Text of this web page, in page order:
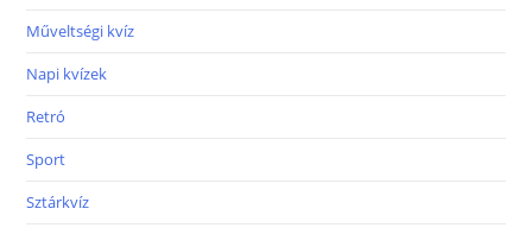
Műveltségi kvíz
Napi kvízek
Retró
Sport
Sztárkvíz